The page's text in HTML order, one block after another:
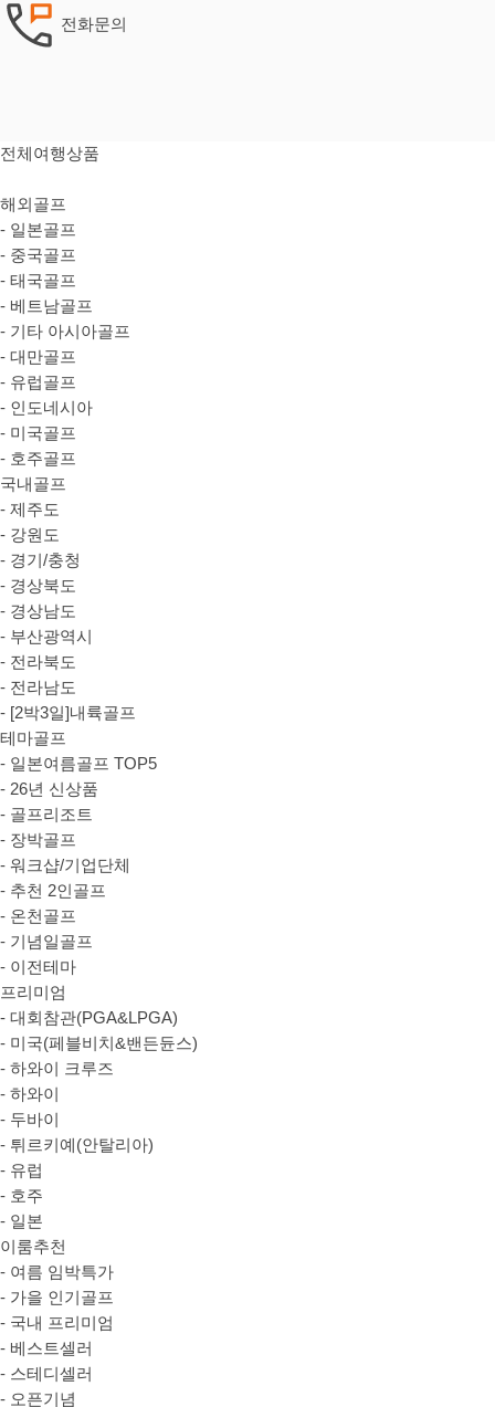
전화문의
전체여행상품
해외골프
- 일본골프
- 중국골프
- 태국골프
- 베트남골프
- 기타 아시아골프
- 대만골프
- 유럽골프
- 인도네시아
- 미국골프
- 호주골프
국내골프
- 제주도
- 강원도
- 경기/충청
- 경상북도
- 경상남도
- 부산광역시
- 전라북도
- 전라남도
- [2박3일]내륙골프
테마골프
- 일본여름골프 TOP5
- 26년 신상품
- 골프리조트
- 장박골프
- 워크샵/기업단체
- 추천 2인골프
- 온천골프
- 기념일골프
- 이전테마
프리미엄
- 대회참관(PGA&LPGA)
- 미국(페블비치&밴든듄스)
- 하와이 크루즈
- 하와이
- 두바이
- 튀르키예(안탈리아)
- 유럽
- 호주
- 일본
이룸추천
- 여름 임박특가
- 가을 인기골프
- 국내 프리미엄
- 베스트셀러
- 스테디셀러
- 오픈기념